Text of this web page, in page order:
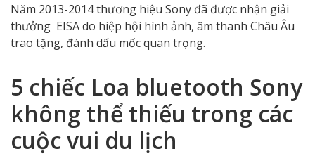
Năm 2013-2014 thương hiệu Sony đã được nhận giải
thưởng EISA do hiệp hội hình ảnh, âm thanh Châu Âu
trao tặng, đánh dấu mốc quan trọng.
5 chiếc Loa bluetooth Sony
không thể thiếu trong các
cuộc vui du lịch